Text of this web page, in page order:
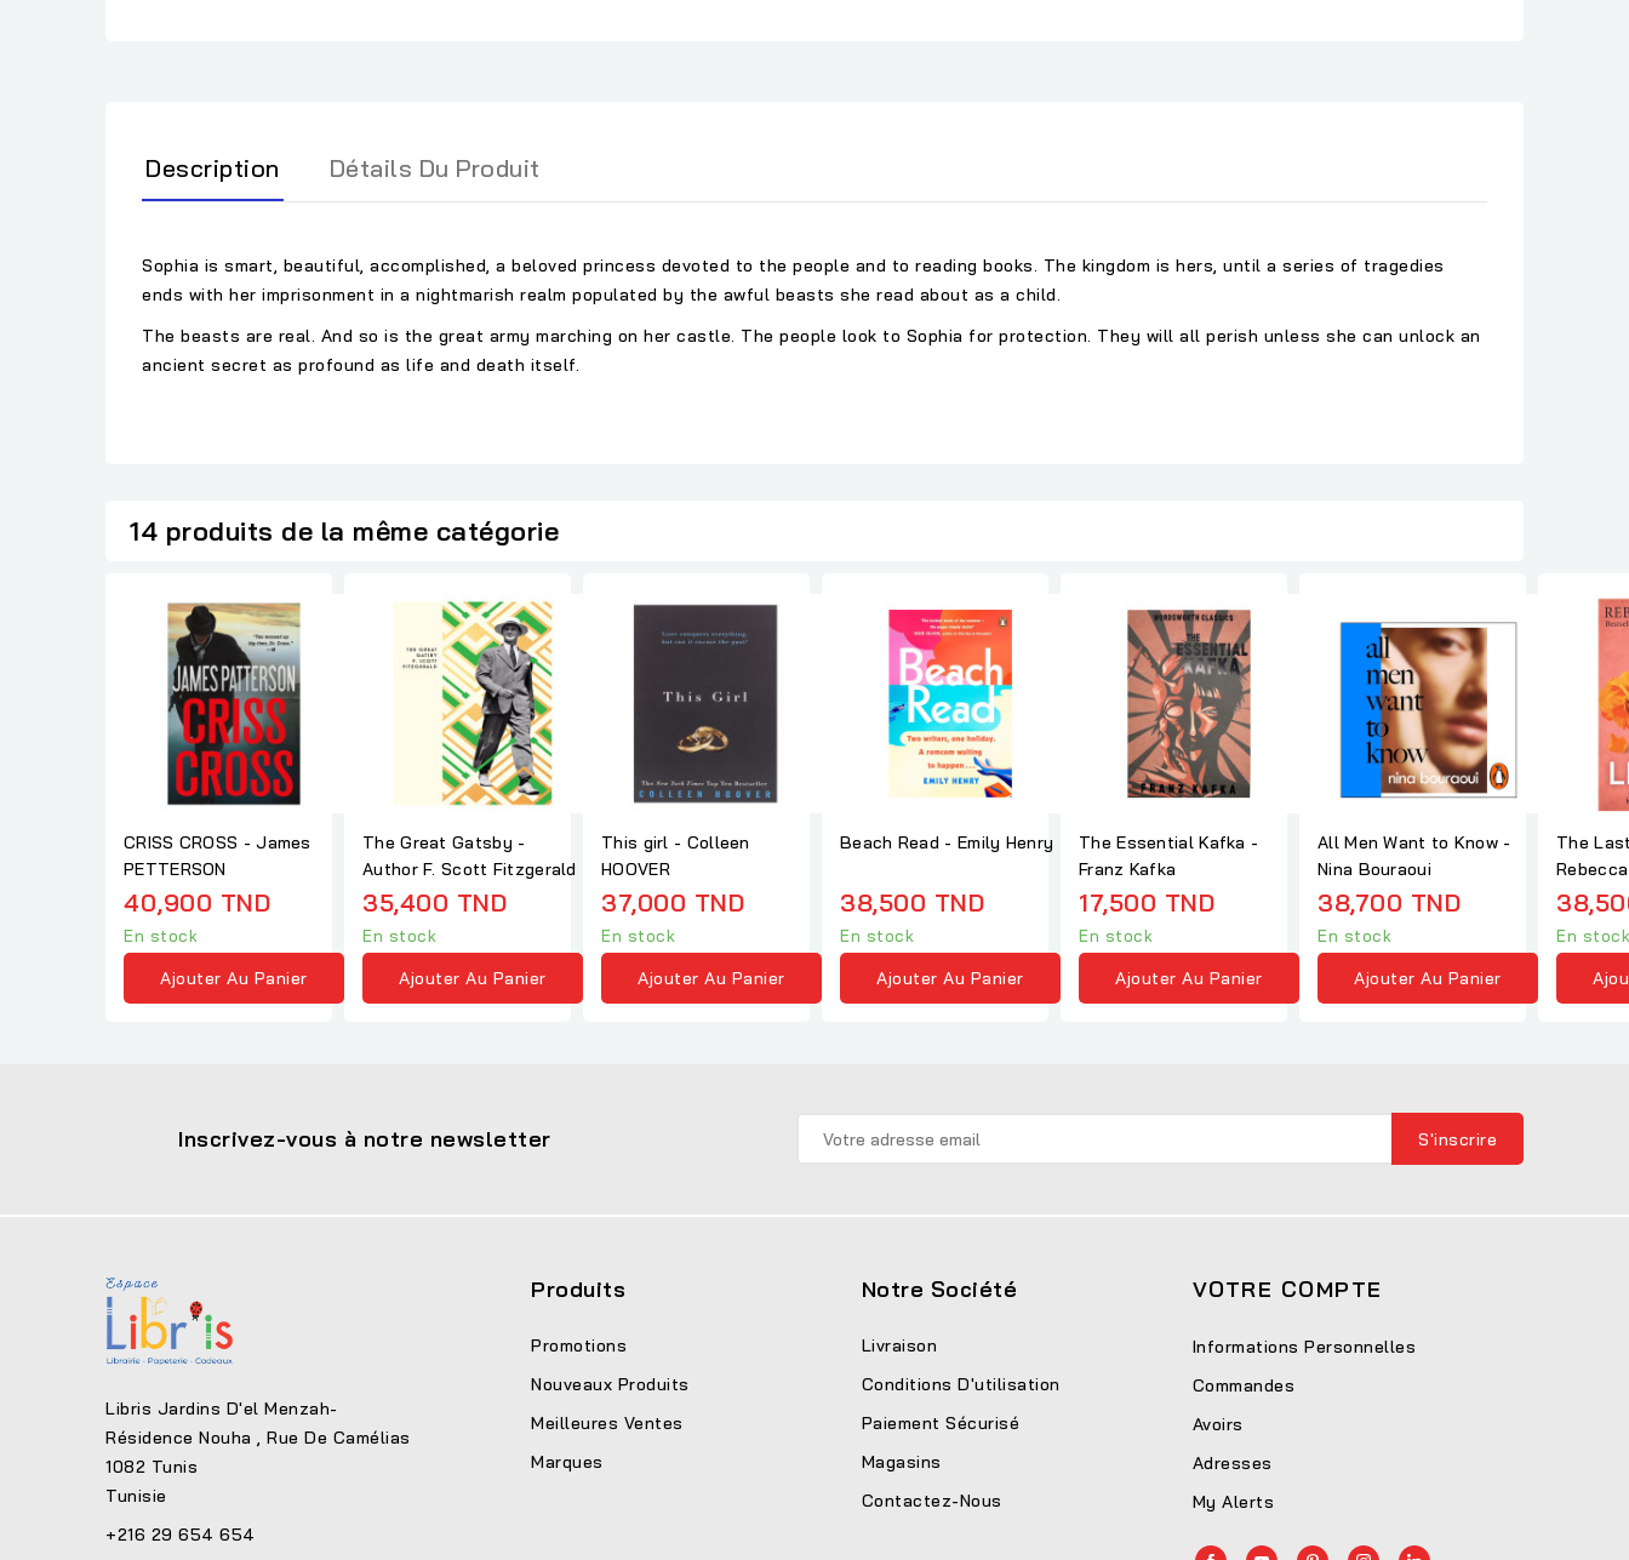
Description Détails Du Produit
Sophia is smart, beautiful, accomplished, a beloved princess devoted to the people and to reading books. The kingdom is hers, until a series of tragedies
ends with her imprisonment in a nightmarish realm populated by the awful beasts she read about as a child.
The beasts are real. And so is the great army marching on her castle. The people look to Sophia for protection. They will all perish unless she can unlock an
ancient secret as profound as life and death itself.
14 produits de la même catégorie
CRISS CROSS - James
PETTERSON
40,900 TND
En stock
Ajouter Au Panier
The Great Gatsby -
Author F. Scott Fitzgerald
35,400 TND
En stock
Ajouter Au Panier
This girl - Colleen
HOOVER
37,000 TND
En stock
Ajouter Au Panier
Beach Read - Emily Henry
38,500 TND
En stock
Ajouter Au Panier
The Essential Kafka -
Franz Kafka
17,500 TND
En stock
Ajouter Au Panier
All Men Want to Know -
Nina Bouraoui
38,700 TND
En stock
Ajouter Au Panier
The
En stock
Inscrivez-vous à notre newsletter
Libris Jardins D'el Menzah-
Résidence Nouha , Rue De Camélias
1082 Tunis
Tunisie
+216 29 654 654
Produits
Promotions
Nouveaux Produits
Meilleures Ventes
Marques
Notre Société
Livraison
Conditions D'utilisation
Paiement Sécurisé
Magasins
Contactez-Nous
VOTRE COMPTE
Informations Personnelles
Commandes
Avoirs
Adresses
My Alerts